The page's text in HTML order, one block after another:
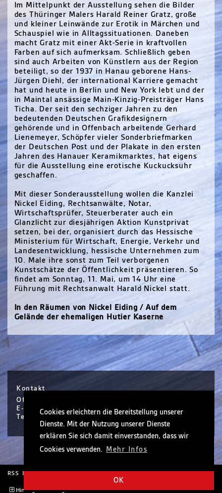
Cookies erleichtern die Bereitstellung unserer
Dienste. Mit der Nutzung unserer Dienste
erklären Sie sich damit einverstanden, dass wir
Cookies verwenden. Mehr Infos
OK
Im Mittelpunkt der Ausstellung sehen die Bilder
des Thüringer Malers Harald Reiner Gratz, große
und kleiner Leinwände zur Erotik in Märchen und
Schauspiel wie in Alltagssituationen. Daneben
macht Gratz mit einer Akt-Serie in kraftvollen
Farben auf sich aufmerksam. Schließlich geben
sind auch Arbeiten von Künstlern aus der Region
beteiligt, so der 1937 in Hanau geborene Hans-
Jürgen Diehl, der international Karriere gemacht
hat und heute in Berlin und New York lebt und der
in Maintal ansässige Main-Kinzig-Preisträger Hans
Ticha. Der seit den sechziger Jahren zu den
bedeutenden Deutschen Grafikdesignern
gehörende und in Offenbach arbeitende Gerhard
Lienemeyer, Schöpfer vieler Sonderbriefmarken
der Deutschen Post und der Plakate in den ersten
Jahren des Hanauer Keramikmarktes, hat eigens
für die Ausstellung eine erotische Kuckucksuhr
geschaffen.
Mit dieser Sonderausstellung wollen die Kanzlei
Nickel Eiding, Rechtsanwälte, Notar,
Wirtschaftsprüfer, Steuerberater auch ein
Glanzlicht zur diesjährigen Aktion Kunstprivat
setzen, bei der, organisiert durch das Hessische
Ministerium für Wirtschaft, Energie, Verkehr und
Landesentwicklung, hessische Unternehmen zum
10. Male ihre sonst zum Teil verborgenen
Kunstschätze der Öffentlichkeit präsentieren. So
findet am Sonntag, 11. Mai, um 14 Uhr eine
Führung mit Rechtsanwalt Harald Nickel statt.
In den Räumen von Nickel Eiding / Auf dem
Gelände der ehemaligen Hutier Kaserne
Kontakt
Office Hanau / Sophie Scholl Platz 6 / Hanau
E-Mail info@nickel.de
Tel +49 (0)6181 30410-0
RSS Impressum Rechtliche Hinweise
Hintergrund anzeigen